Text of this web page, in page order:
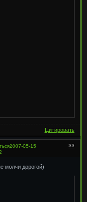
Цитировать
33
2007-05-15
молчи дорогой)